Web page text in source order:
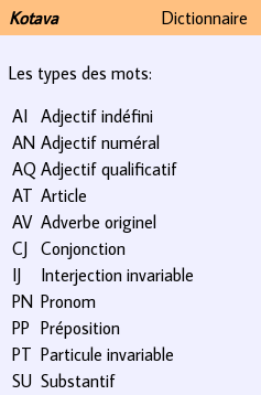
Kotava Dictionnaire
Les types des mots:
AI Adjectif indéfini
AN Adjectif numéral
AQ Adjectif qualificatif
AT Article
AV Adverbe originel
CJ Conjonction
IJ
Interjection invariable
PN Pronom
PP Préposition
PT Particule invariable
SU Substantif